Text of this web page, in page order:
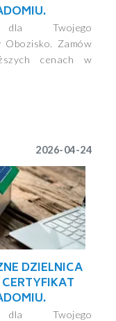
dla Twojego
Obozisko. Zamów
cenach w
2026-04-24
DZIELNICA
dla Twojego